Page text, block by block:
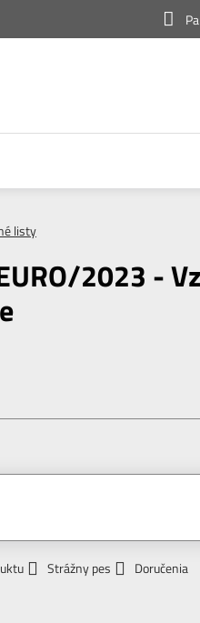
listy
2023 -
Strážny pes
Doručenia